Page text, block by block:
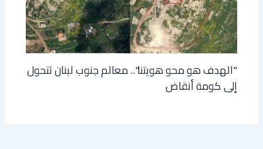
"الهدف هو محو هويتنا".. معالم جنوب لبنان تتحول
إلى كومة أنقاض